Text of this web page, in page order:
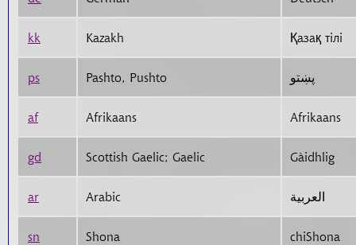
kk Kazakh Қазақ тілі
ps Pashto, Pushto پښتو
af Afrikaans Afrikaans
gd Scottish Gaelic; Gaelic Gàidhlig
ar Arabic العربية
sn Shona chiShona